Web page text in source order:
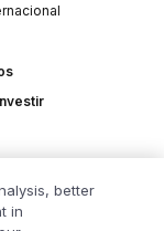
better
in